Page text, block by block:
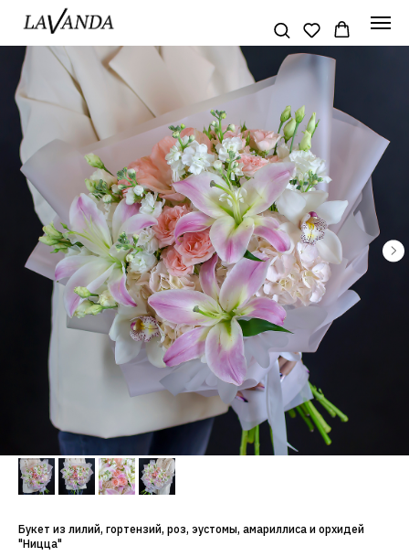
Букет из лилий, гортензий, роз, эустомы, амариллиса и орхидей
"Ницца"